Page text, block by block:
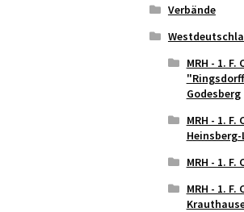
Verbände
MRH - 1. F.
Godesberg
MRH - 1. F.
MRH - 1. F.
MRH - 1. F.